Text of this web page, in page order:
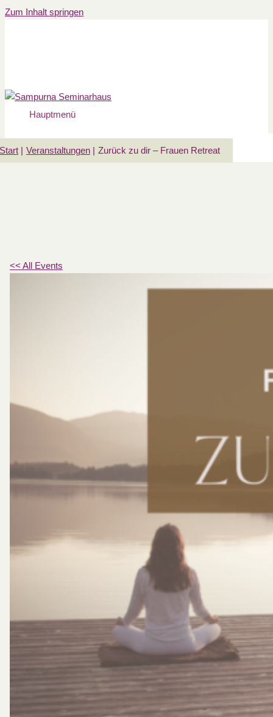
Zum Inhalt springen
Hauptmenü
Start Veranstaltungen Zurück zu dir – Frauen Retreat
<< All Events